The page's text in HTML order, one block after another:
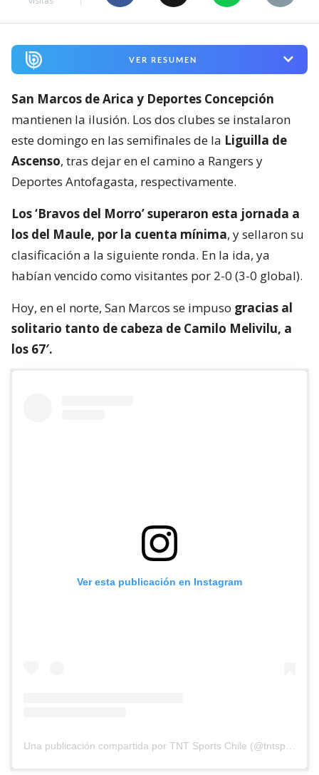
VER RESUMEN
San Marcos de Arica y Deportes Concepción
mantienen la ilusión. Los dos clubes se instalaron
este domingo en las semifinales de la Liguilla de
Ascenso, tras dejar en el camino a Rangers y
Deportes Antofagasta, respectivamente.
Los ‘Bravos del Morro’ superaron esta jornada a
los del Maule, por la cuenta mínima, y sellaron su
clasificación a la siguiente ronda. En la ida, ya
habían vencido como visitantes por 2-0 (3-0 global).
Hoy, en el norte, San Marcos se impuso gracias al
solitario tanto de cabeza de Camilo Melivilu, a
los 67′.
Ver esta publicación en Instagram